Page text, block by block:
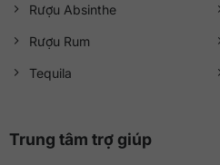
Rượu Absinthe
Rượu Rum
Tequila
Trung tâm trợ giúp